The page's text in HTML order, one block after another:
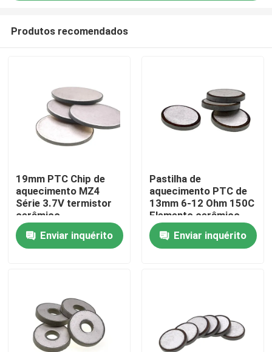
Para casa
Produtos
Sobre nós
Visita à fábrica
Produtos recomendados
19mm PTC Chip de
aquecimento MZ4
Série 3.7V termistor
cerâmico
Enviar inquérito
Pastilha de
aquecimento PTC de
13mm 6-12 Ohm 150C
Elemento cerâmico
Enviar inquérito